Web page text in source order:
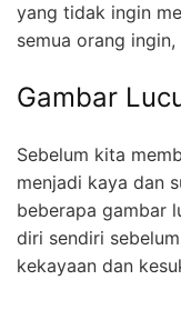
yang tidak ingin
semua orang ingin,
Gambar
Sebelum kita
menjadi kaya dan
beberapa gambar
diri sendiri
kekayaan dan